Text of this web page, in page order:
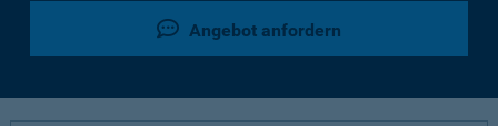
Angebot anfordern